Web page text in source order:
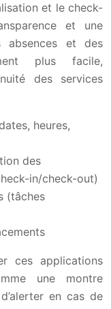
et le check-
et une
absences et des
plus facile,
des services
heures,
des
in/check-out)
(tâches
ces applications
une montre
en cas de